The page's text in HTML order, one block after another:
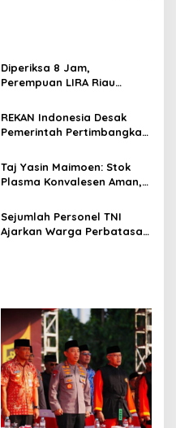
Diperiksa 8 Jam,
Perempuan LIRA Riau
Kekerasan Oknum Perawat
REKAN Indonesia Desak
Pemerintah Pertimbangkan
Travel Lane Bagi WNA
Taj Yasin Maimoen: Stok
Plasma Konvalesen Aman,
Tetap Siaga!
Sejumlah Personel TNI
Ajarkan Warga Perbatasan